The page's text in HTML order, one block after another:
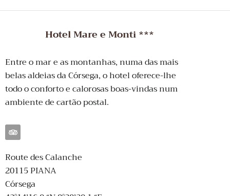
Hotel Mare e Monti ***
Entre o mar e as montanhas, numa das mais
belas aldeias da Córsega, o hotel oferece-lhe
todo o conforto e calorosas boas-vindas num
ambiente de cartão postal.
Route des Calanche
20115 PIANA
Córsega